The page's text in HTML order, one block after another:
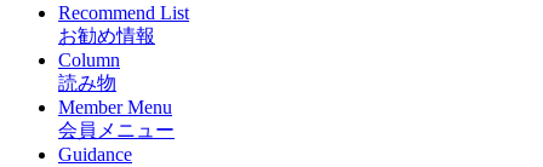
Recommend List
お勧め情報
Column
読み物
Member Menu
会員メニュー
Guidance